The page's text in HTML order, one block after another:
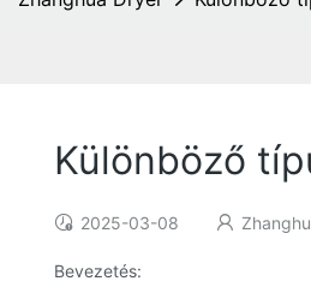
Különböző
2025-03-08
Bevezetés: